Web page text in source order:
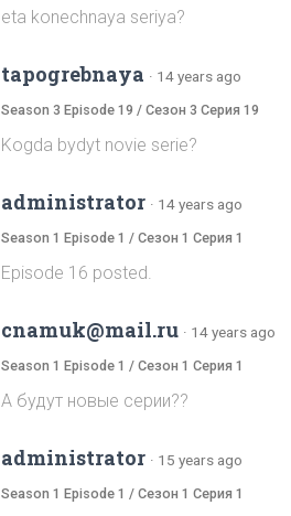
eta konechnaya seriya?
tapogrebnaya · 14 years ago
Season 3 Episode 19 / Сезон 3 Серия 19
Kogda bydyt novie serie?
administrator · 14 years ago
Season 1 Episode 1 / Сезон 1 Серия 1
Episode 16 posted.
cnamuk@mail.ru · 14 years ago
Season 1 Episode 1 / Сезон 1 Серия 1
А будут новые серии??
administrator · 15 years ago
Season 1 Episode 1 / Сезон 1 Серия 1